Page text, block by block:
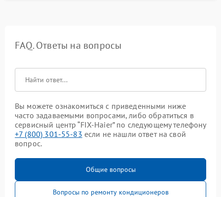
FAQ. Ответы на вопросы
Вы можете ознакомиться с приведенными ниже
часто задаваемыми вопросами, либо обратиться в
сервисный центр “FIX-Haier” по следующему телефону
+7 (800) 301-55-83 если не нашли ответ на свой
вопрос.
Общие вопросы
Вопросы по ремонту кондиционеров